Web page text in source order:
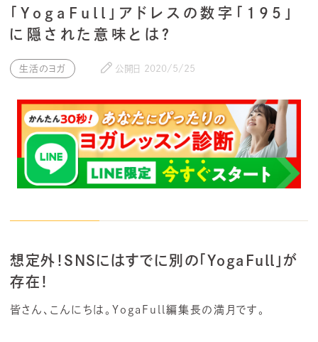
「YogaFull」アドレスの数字「195」
に隠された意味とは？
生活のヨガ 公開日 2020/5/25
想定外！SNSにはすでに別の「YogaFull」が
存在！
皆さん、こんにちは。YogaFull編集長の満月です。